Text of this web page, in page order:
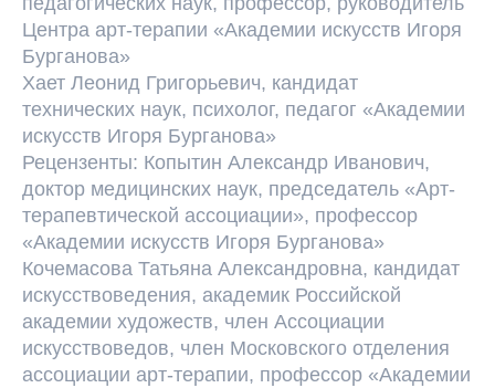
Центра арт-терапии «Академии искусств Игоря
Бурганова»
Хает Леонид Григорьевич, кандидат
технических наук, психолог, педагог «Академии
искусств Игоря Бурганова»
Рецензенты: Копытин Александр Иванович,
доктор медицинских наук, председатель «Арт-
терапевтической ассоциации», профессор
«Академии искусств Игоря Бурганова»
Кочемасова Татьяна Александровна, кандидат
искусствоведения, академик Российской
академии художеств, член Ассоциации
искусствоведов, член Московского отделения
ассоциации арт-терапии, профессор «Академии